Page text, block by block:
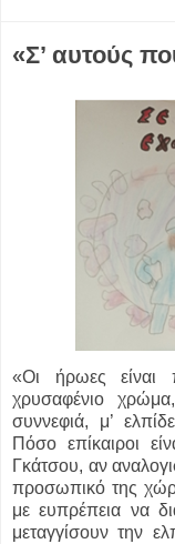
«Σ’ αυτούς
«Οι ήρωες είναι
χρυσαφένιο
συννεφιά, μ’
Πόσο επίκαιροι
Γκάτσου, αν
προσωπικό της
με ευπρέπεια να
μεταγγίσουν την